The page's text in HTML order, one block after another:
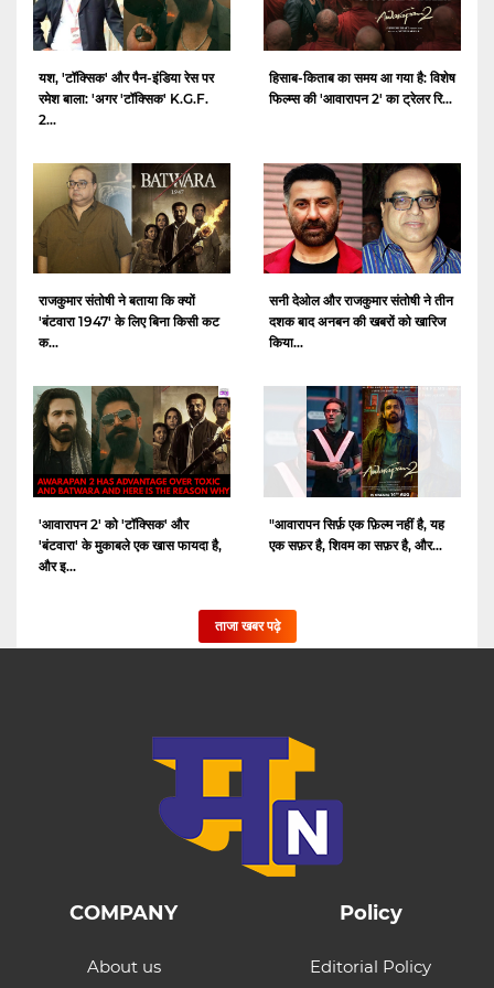
यश, 'टॉक्सिक' और पैन-इंडिया रेस पर
रमेश बाला: 'अगर 'टॉक्सिक' K.G.F.
2...
हिसाब-किताब का समय आ गया है: विशेष
फिल्म्स की 'आवारापन 2' का ट्रेलर रि...
राजकुमार संतोषी ने बताया कि क्यों
'बंटवारा 1947' के लिए बिना किसी कट
क...
सनी देओल और राजकुमार संतोषी ने तीन
दशक बाद अनबन की खबरों को खारिज
किया...
'आवारापन 2' को 'टॉक्सिक' और
'बंटवारा' के मुकाबले एक खास फायदा है,
और इ...
"आवारापन सिर्फ़ एक फ़िल्म नहीं है, यह
एक सफ़र है, शिवम का सफ़र है, और...
ताजा खबर पढ़े
COMPANY
About us
Policy
Editorial Policy